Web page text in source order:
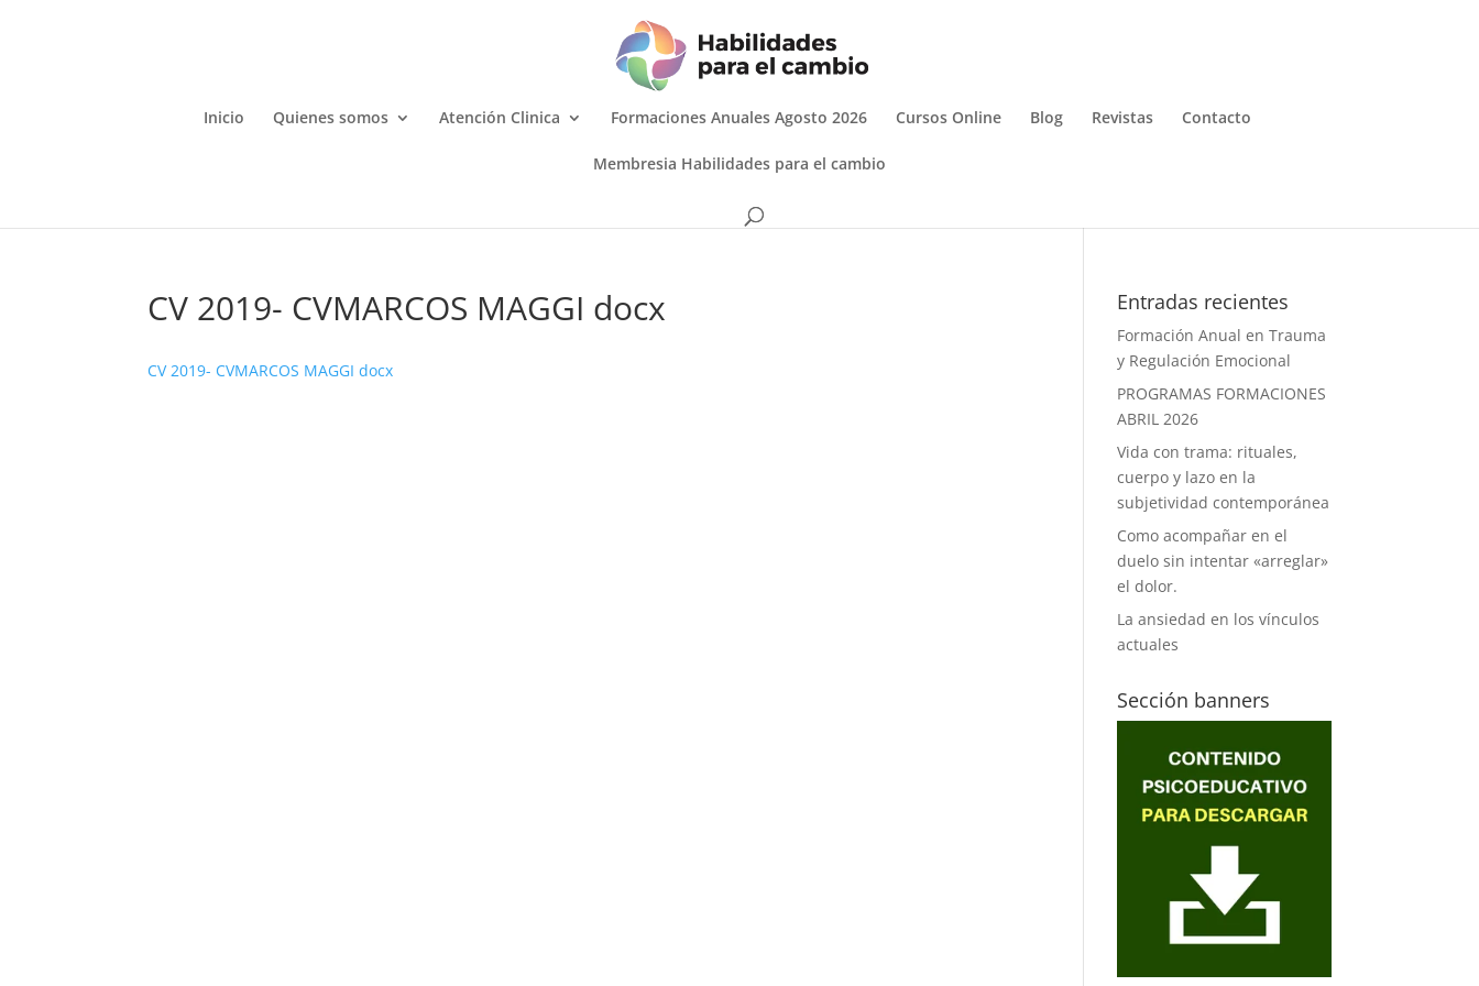
Inicio Quienes somos Atención Clinica Formaciones Anuales Agosto 2026 Cursos Online Blog Revistas Contacto
Membresia Habilidades para el cambio
CV 2019- CVMARCOS MAGGI docx
CV 2019- CVMARCOS MAGGI docx
Entradas recientes
Formación Anual en Trauma
y Regulación Emocional
PROGRAMAS FORMACIONES
ABRIL 2026
Vida con trama: rituales,
cuerpo y lazo en la
subjetividad contemporánea
Como acompañar en el
duelo sin intentar «arreglar»
el dolor.
La ansiedad en los vínculos
actuales
Sección banners